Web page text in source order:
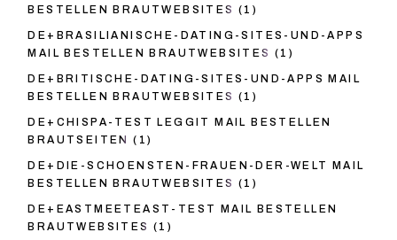
BESTELLEN BRAUTWEBSITES (1)
DE+BRASILIANISCHE-DATING-SITES-UND-APPS
MAIL BESTELLEN BRAUTWEBSITES (1)
DE+BRITISCHE-DATING-SITES-UND-APPS MAIL
BESTELLEN BRAUTWEBSITES (1)
DE+CHISPA-TEST LEGGIT MAIL BESTELLEN
BRAUTSEITEN
(1)
DE+DIE-SCHOENSTEN-FRAUEN-DER-WELT MAIL
BESTELLEN BRAUTWEBSITES (1)
DE+EASTMEETEAST-TEST MAIL BESTELLEN
BRAUTWEBSITES (1)